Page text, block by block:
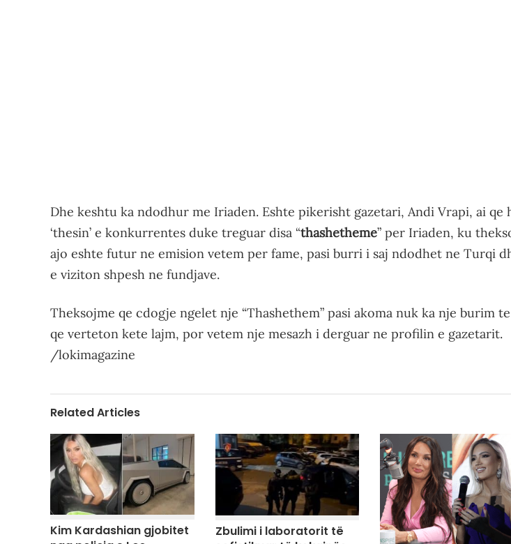
Dhe keshtu ka ndodhur me Iriaden. Eshte pikerisht gazetari, Andi Vrapi, ai qe
‘thesin’ e konkurrentes duke treguar disa “thashetheme” per Iriaden, ku
ajo eshte futur ne emision vetem per fame, pasi burri i saj ndodhet ne Turqi
e viziton shpesh ne fundjave.
Theksojme qe cdogje ngelet nje “Thashethem” pasi akoma nuk ka nje burim
qe verteton kete lajm, por vetem nje mesazh i derguar ne profilin e gazetarit.
/lokimagazine
Related Articles
Kim Kardashian gjobitet
Zbulimi i laboratorit të